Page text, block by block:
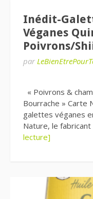
Inédit-
Véganes
Poivrons/
par
« Poivrons &
Bourrache » Carte
galettes véganes
Nature, le
lecture]